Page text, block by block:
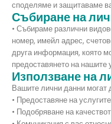
споделяме и защитаваме
Събиране на
• Събираме различни
номер, имейл адрес,
друга информация, която
предоставянето на нашите
Използване на
Вашите лични данни могат
• Предоставяне на
• Подобряване на